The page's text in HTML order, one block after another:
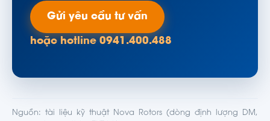
Gửi yêu cầu tư vấn
hoặc hotline 0941.400.488
Nguồn: tài liệu kỹ thuật Nova Rotors (dòng định lượng DM,